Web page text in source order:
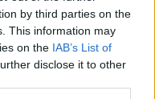
by third parties on the
This information may
on the IAB’s List of
disclose it to other
είχαν το
απώλειές τους.
έχει σταματήσει